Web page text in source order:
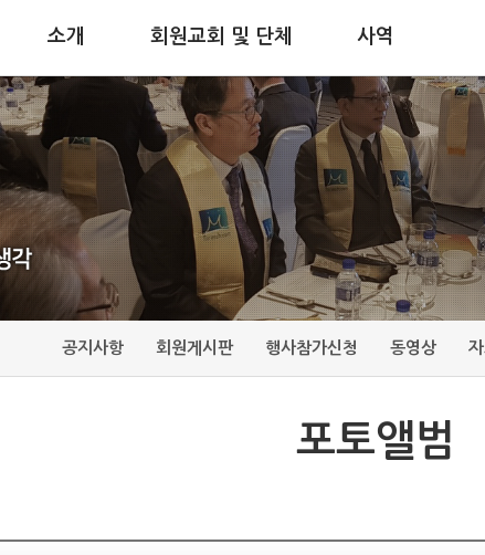
소개 회원교회 및 단체 사역
공지사항 회원게시판 행사참가신청 동영상
포토앨범